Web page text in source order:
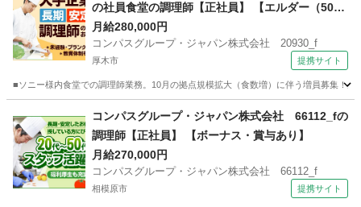
の社員食堂の調理師【正社員】 【エルダー（50代
～）活躍中】
月給280,000円
コンパスグループ・ジャパン株式会社 20930_f
厚木市 提携サイト
■ソニー様内食堂での調理師業務。10月の拠点規模拡大（食数増）に伴う増員募集！
調理師
コンパスグループ・ジャパン株式会社 66112_fの
調理師【正社員】 【ボーナス・賞与あり】
月給270,000円
コンパスグループ・ジャパン株式会社 66112_f
相模原市 提携サイト